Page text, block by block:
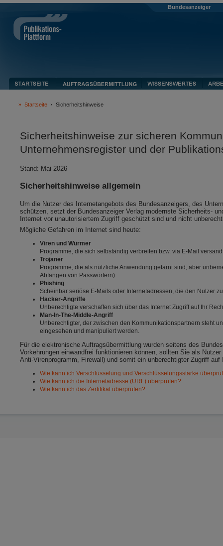
Bundesanzeiger
Startseite Sicherheitshinweise
Sicherheitshinweise zur sicheren
Unternehmensregister und der
Stand: Mai 2026
Sicherheitshinweise allgemein
Um die Nutzer des Internetangebots des Bundesanzeigers, des
schützen, setzt der Bundesanzeiger Verlag modernste Sicherheits-
Internet vor unautorisiertem Zugriff geschützt sind und nicht
Mögliche Gefahren im Internet sind heute:
Viren und Würmer
Programme, die sich selbständig verbreiten bzw. via E-Mail
Trojaner
Programme, die als nützliche Anwendung getarnt sind, aber
Abfangen von Passwörtern)
Phishing
Scheinbar seriöse E-Mails oder Internetadressen, die den Nutzer
Hacker-Angriffe
Unberechtigte verschaffen sich über das Internet Zugriff auf Ihr
Man-In-The-Middle-Angriff
Unberechtigter, der zwischen den Kommunikationspartnern steht
eingesehen und manipuliert werden.
Für die elektronische Auftragsübermittlung wurden seitens des
Vorkehrungen einwandfrei funktionieren können, sollten Sie als
Anti-Virenprogramm, Firewall) und somit ein unberechtigter Zugriff auf
Wie kann ich Verschlüsselung und Verschlüsselungsstärke
Wie kann ich die Internetadresse (URL) überprüfen?
Wie kann ich das Zertifikat überprüfen?